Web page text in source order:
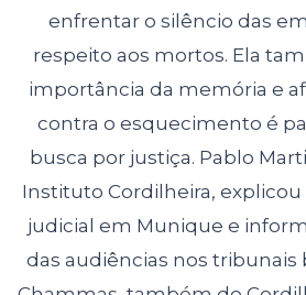
enfrentar o silêncio das
respeito aos mortos. Ela
importância da memória e
contra o esquecimento é
busca por justiça. Pablo
Instituto Cordilheira,
judicial em Munique e
das audiências nos tribunais